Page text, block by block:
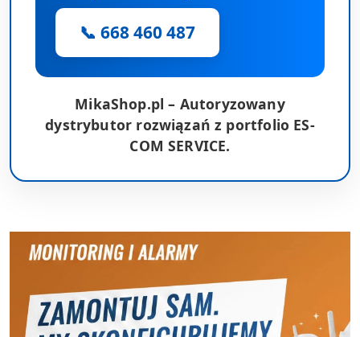
📞 668 460 487
MikaShop.pl – Autoryzowany
dystrybutor rozwiązań z portfolio ES-
COM SERVICE.